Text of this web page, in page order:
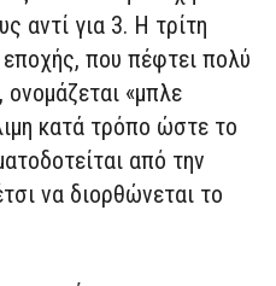
αντί για 3. Η τρίτη
που πέφτει πολύ
«μπλε
κατά τρόπο ώστε το
από την
να διορθώνεται το